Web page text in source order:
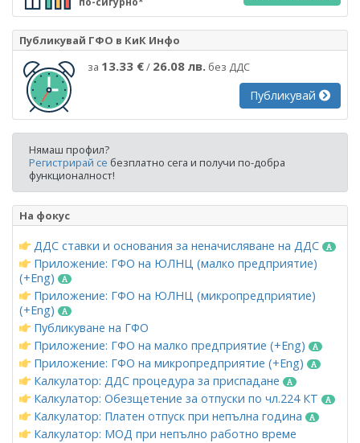
Публикувай ГФО в КиК Инфо
за 13.33 €/ 26.08 лв. без ДДС
Публикувай
Нямаш профил?
Регистрирай се безплатно сега и получи по-добра
функционалност!
На фокус
ДДС ставки и основания за неначисляване на ДДС
Приложение: ГФО на ЮЛНЦ (малко предприятие)
(+Eng)
Приложение: ГФО на ЮЛНЦ (микропредприятие)
(+Eng)
Публикуване на ГФО
Приложение: ГФО на малко предприятие (+Eng)
Приложение: ГФО на микропредприятие (+Eng)
Калкулатор: ДДС процедура за приспадане
Калкулатор: Обезщетение за отпуски по чл.224 КТ
Калкулатор: Платен отпуск при непълна година
Калкулатор: МОД при непълно работно време